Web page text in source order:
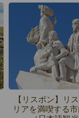
【リスボン】リ
リアを満喫する